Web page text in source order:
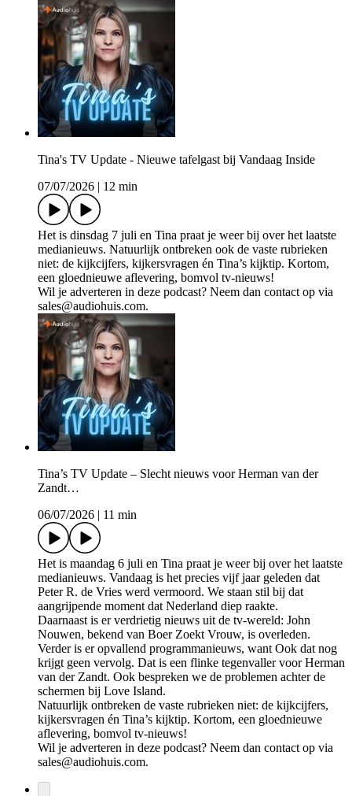
Tina's TV Update - Nieuwe tafelgast bij Vandaag Inside
07/07/2026
12 min
Het is dinsdag 7 juli en Tina praat je weer bij over het laatste
medianieuws. Natuurlijk ontbreken ook de vaste rubrieken
niet: de kijkcijfers, kijkersvragen én Tina’s kijktip. Kortom,
een gloednieuwe aflevering, bomvol tv-nieuws!
Wil je adverteren in deze podcast? Neem dan contact op via
sales@audiohuis.com.
Tina’s TV Update – Slecht nieuws voor Herman van der
Zandt…
06/07/2026
11 min
Het is maandag 6 juli en Tina praat je weer bij over het laatste
medianieuws. Vandaag is het precies vijf jaar geleden dat
Peter R. de Vries werd vermoord. We staan stil bij dat
aangrijpende moment dat Nederland diep raakte.
Daarnaast is er verdrietig nieuws uit de tv-wereld: John
Nouwen, bekend van Boer Zoekt Vrouw, is overleden.
Verder is er opvallend programmanieuws, want Ook dat nog
krijgt geen vervolg. Dat is een flinke tegenvaller voor Herman
van der Zandt. Ook bespreken we de problemen achter de
schermen bij Love Island.
Natuurlijk ontbreken de vaste rubrieken niet: de kijkcijfers,
kijkersvragen én Tina’s kijktip. Kortom, een gloednieuwe
aflevering, bomvol tv-nieuws!
Wil je adverteren in deze podcast? Neem dan contact op via
sales@audiohuis.com.